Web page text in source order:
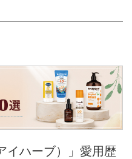
イハーブ）」愛用歴